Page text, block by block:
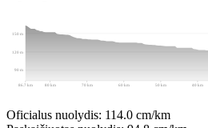
90 m
120 m
150 m
40 km
50 km
60 km
70 km
80 km
86.7 km
Oficialus nuolydis: 114.0 cm/km